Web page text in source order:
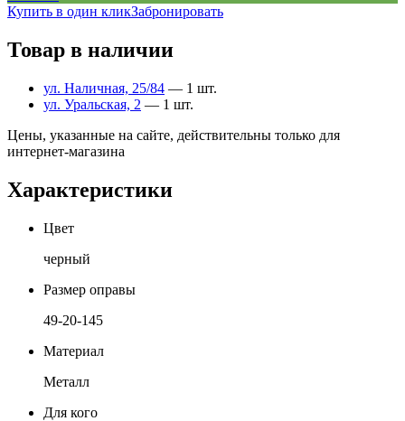
Купить в один кликЗабронировать
Товар в наличии
ул. Наличная, 25/84 — 1 шт.
ул. Уральская, 2 — 1 шт.
Цены, указанные на сайте, действительны только для
интернет-магазина
Характеристики
Цвет
черный
Размер оправы
49-20-145
Материал
Металл
Для кого